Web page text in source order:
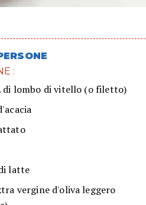
:
di lombo di vitello (o filetto)
latte
vergine d'oliva leggero